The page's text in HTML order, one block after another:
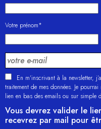
Votre prénom*
En m'inscrivant à la newsletter,
traitement de mes données. Je
lien en bas des emails ou sur
Vous devrez valider le
recevrez par mail pour